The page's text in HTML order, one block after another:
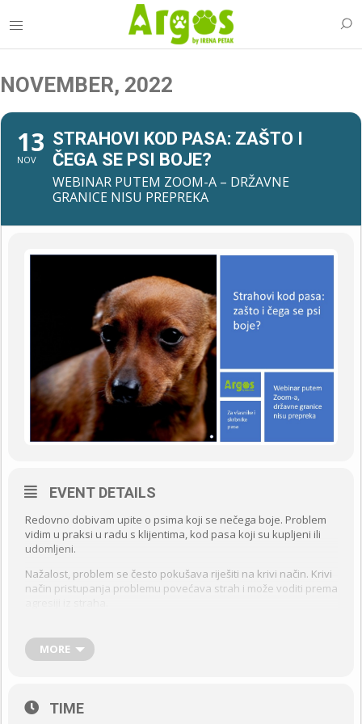
NOVEMBER, 2022
13
NOV
STRAHOVI KOD PASA: ZAŠTO I
ČEGA SE PSI BOJE?
WEBINAR PUTEM ZOOM-A – DRŽAVNE
GRANICE NISU PREPREKA
EVENT DETAILS
Redovno dobivam upite o psima koji se nečega boje. Problem
vidim u praksi u radu s klijentima, kod pasa koji su kupljeni ili
udomljeni.
Nažalost, problem se često pokušava riješiti na krivi način. Krivi
način pristupanja problemu povećava strah i može voditi prema
više znanja o psećoj emocionalnosti i osobnosti, o epigenetici, o
važnosti socijalizacije i metodologiji treninga. To nam daje neke
problema.
MORE
TIME